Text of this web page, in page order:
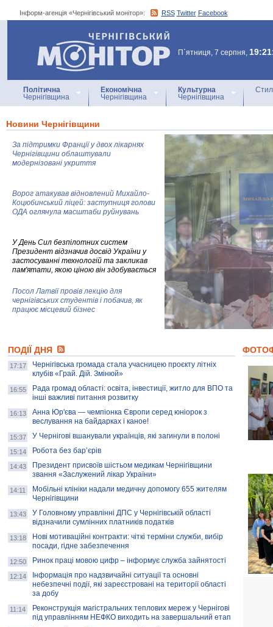
Інформ-агенція «Чернігівський монітор»: RSS Twitter Facebook
Інформ-агенція
«Чернігівський монітор»
П`ятниця, 7 серпня,
Політична
Чернігівщина
Економічна
Чернігівщина
Культурна
Чернігівщина
Новини Чернігівщини
За підтримки Франції у двох лікарнях
Чернігівщини облаштували
модернізовані укриття
Ворог атакував відновлений Михайло-
Коцюбинський ліцей: заступниця голови
ОДА оглянула масштаби руйнувань
У День Сил безпілотних систем
Президент відзначив досвід України у
застосуванні технологій та закликав
пам'ятати, якою ціною він здобувається
Посол Латвії провів лекцію для
чернігівських студентів і побачив, як
працює місцевий бізнес
колекцію про війну, емоції та тварин
AB InBev Efes Україна підтримала
навчальний проєкт "Молодіжна бізнес-
школа", спрямований на розвиток
підприємництва у Чернігівській області
Золота тварина: видання Forbes
написало про чернігівця Патрона: хто і
скільки на ньому заробляє? І куди
витрачають?
ПОДІЇ ДНЯ
17:17
Чернігівська громада стала учасницею проєкту літніх
клубів «Грай. Дій. Змінюй»
16:55
Рада громад області: освіта, інвестиції, житло для ВПО та
інші важливі питання розвитку
16:13
Анна Юр'єва — чемпіонка Європи серед юніорок з
веслування на байдарках і каное!
15:37 У Чернігові вшанували українців, які загинули в полоні
15:14 Робота без бар’єрів
14:43
Президент присвоїв шістьом медикам Чернігівщини
звання «Заслужений лікар України»
14:11
Мобільні клініки надали медичну допомогу 655 жителям
Чернігівщини
13:43
У Головному управлінні ДПС у Чернігівській області
відзначили сумлінних платників податків
13:18
Нові мотиваційні контракти: чіткі терміни служби, вибір
посади, гідне забезпечення
12:50 Ринок праці мовою цифр – інформує служба зайнятості
12:14
Інформація про надзвичайні ситуації та основні
небезпечні події, які зареєстровані на території області
за добу
11:14
Реконструкція магістральних теплових мереж у Чернігові
під управлінням НЕФКО виходить на завершальний етап